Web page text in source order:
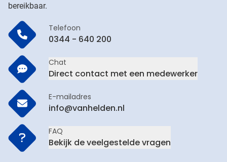
bereikbaar.
Telefoon
0344 - 640 200
Chat
Direct contact met een medewerker
E-mailadres
info@vanhelden.nl
FAQ
Bekijk de veelgestelde vragen